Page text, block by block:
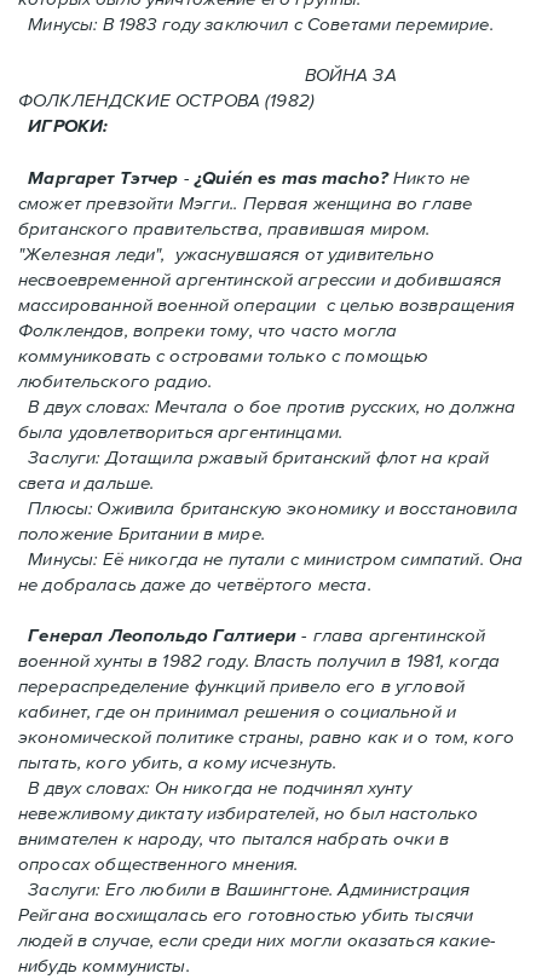
Минусы: В 1983 году заключил с Советами перемирие.
ВОЙНА ЗА
ФОЛКЛЕНДСКИЕ ОСТРОВА (1982)
ИГРОКИ:
Маргарет Тэтчер -¿Quién es mas macho?Никто не
сможет превзойти Мэгги.. Первая женщина во главе
британского правительства, правившая миром.
"Железная леди", ужаснувшаяся от удивительно
несвоевременной аргентинской агрессии и добившаяся
массированной военной операции с целью возвращения
Фолклендов, вопреки тому, что часто могла
коммуниковать с островами только с помощью
любительского радио.
В двух словах: Мечтала о бое против русских, но должна
была удовлетвориться аргентинцами.
Заслуги: Дотащила ржавый британский флот на край
света и дальше.
Плюсы: Оживила британскую экономику и восстановила
положение Британии в мире.
Минусы: Её никогда не путали с министром симпатий. Oнa
не добралась даже до четвёртого места.
Генерал Леопольдо Галтиери - глава аргентинской
военной хунты в 1982 году. Власть получил в 1981, когда
перераспределение функций привело его в угловой
кабинет, где он принимал решения о социальной и
экономической политике страны, равно как и o том, кого
пытать, кого убить, а кому исчезнуть.
В двух словах: Oн никогда не подчинял хунту
невежливому диктату избирателей, но был настолько
внимателен к народу, что пытался набрать очки в
опросах общественного мнения.
Заслуги: Его любили в Вашингтоне. Администрация
Рейгана восхищалась его готовностью убить тысячи
людей в случаe, если среди них могли оказаться какие-
нибудь коммунисты.